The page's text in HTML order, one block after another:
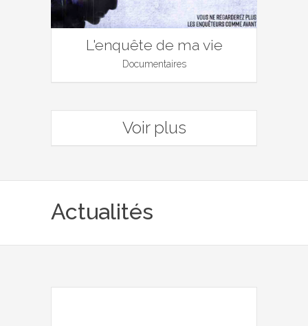
L'enquête de ma vie
Documentaires
Voir plus
Actualités